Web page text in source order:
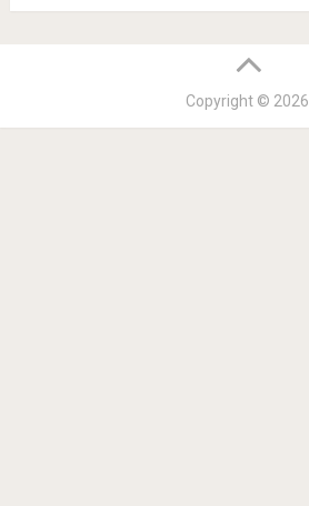
Copyright © 2026.